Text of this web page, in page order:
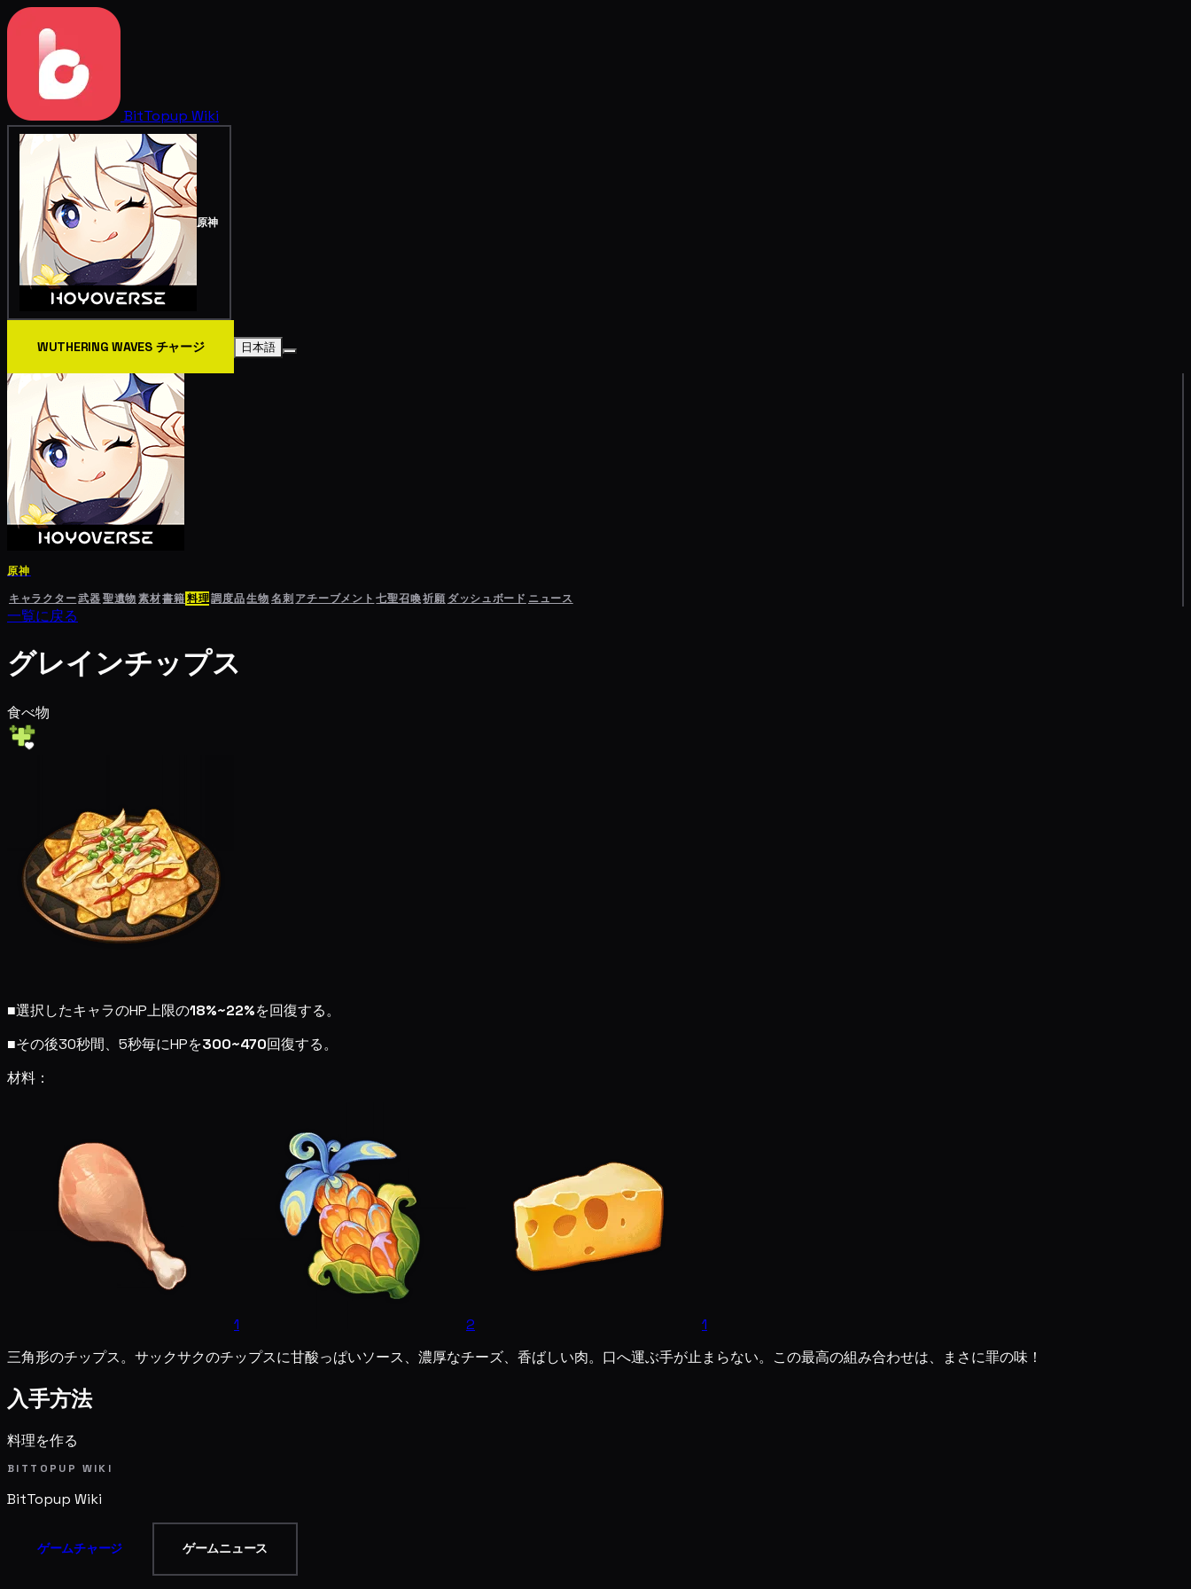
BitTopup Wiki
原神
WUTHERING WAVES チャージ 日本語
原神
キャラクター武器聖遺物素材書籍料理調度品生物名刺 アチーブメント 七聖召喚祈願 ダッシュボード ニュース
一覧に戻る
グレインチップス
食べ物
■選択したキャラのHP上限の18%~22%を回復する。
■その後30秒間、5秒毎にHPを300~470回復する。
材料：
1 2
1
三角形のチップス。サックサクのチップスに甘酸っぱいソース、濃厚なチーズ、香ばしい肉。口へ運ぶ手が止まらない。この最高の組み合わせは、まさに罪の味！
入手方法
料理を作る
BITTOPUP WIKI
BitTopup Wiki
ゲームチャージ ゲームニュース